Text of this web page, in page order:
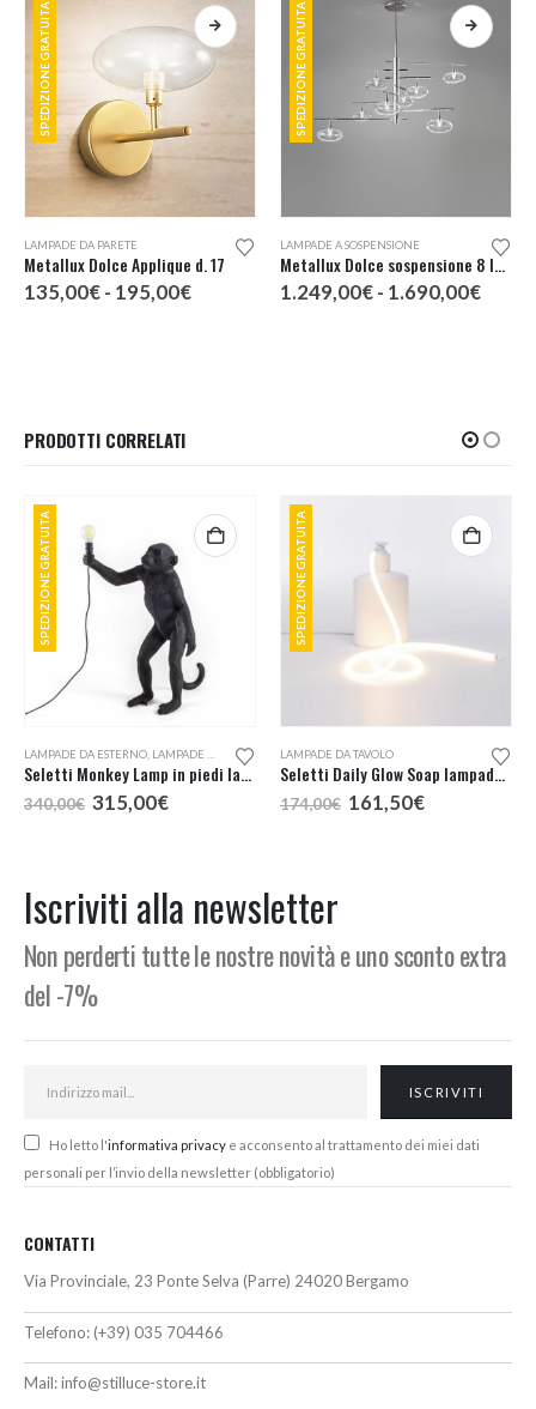
SPEDIZIONE GRATUITA
Questo prodotto ha più varianti. Le opzioni possono essere scelte nella pagina del prodotto
LAMPADE DA PARETE
Metallux Dolce Applique d. 17
135,00€ - 195,00€Fascia
SPEDIZIONE GRATUITA
Questo prodotto ha più varianti. Le opzioni possono essere scelte nella pagina del prodotto
LAMPADE A SOSPENSIONE
Metallux Dolce sospensione 8 luci
1.249,00€ - 1.690,00€Fascia
PRODOTTI CORRELATI
SPEDIZIONE GRATUITA
LAMPADE DA ESTERNO LAMPADE DA TAVOLO LAMPADE DA TERRA
Seletti Monkey Lamp in piedi lampada da esterno
340,00€ Il
prezzo
315,00€Il
SPEDIZIONE GRATUITA
LAMPADE DA TAVOLO
Seletti Daily Glow Soap lampada tavolo
174,00€ Il
prezzo
161,50€Il
Iscriviti alla newsletter
Non perderti tutte le nostre novità e uno sconto extra
del -7%
Ho letto l'informativa privacy e acconsento al trattamento dei miei dati
personali per l’invio della newsletter (obbligatorio)
CONTATTI
Via Provinciale, 23 Ponte Selva (Parre) 24020 Bergamo
Telefono: (+39) 035 704466
Mail:info@stilluce-store.it